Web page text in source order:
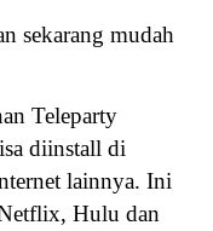
sekarang mudah
Teleparty
diinstall di
lainnya. Ini
Hulu dan